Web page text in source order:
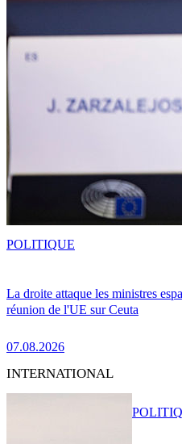
La droite attaque les ministres
réunion de l'UE sur Ceuta
07.08.2026
POLITIQUE
INTERNATIONAL